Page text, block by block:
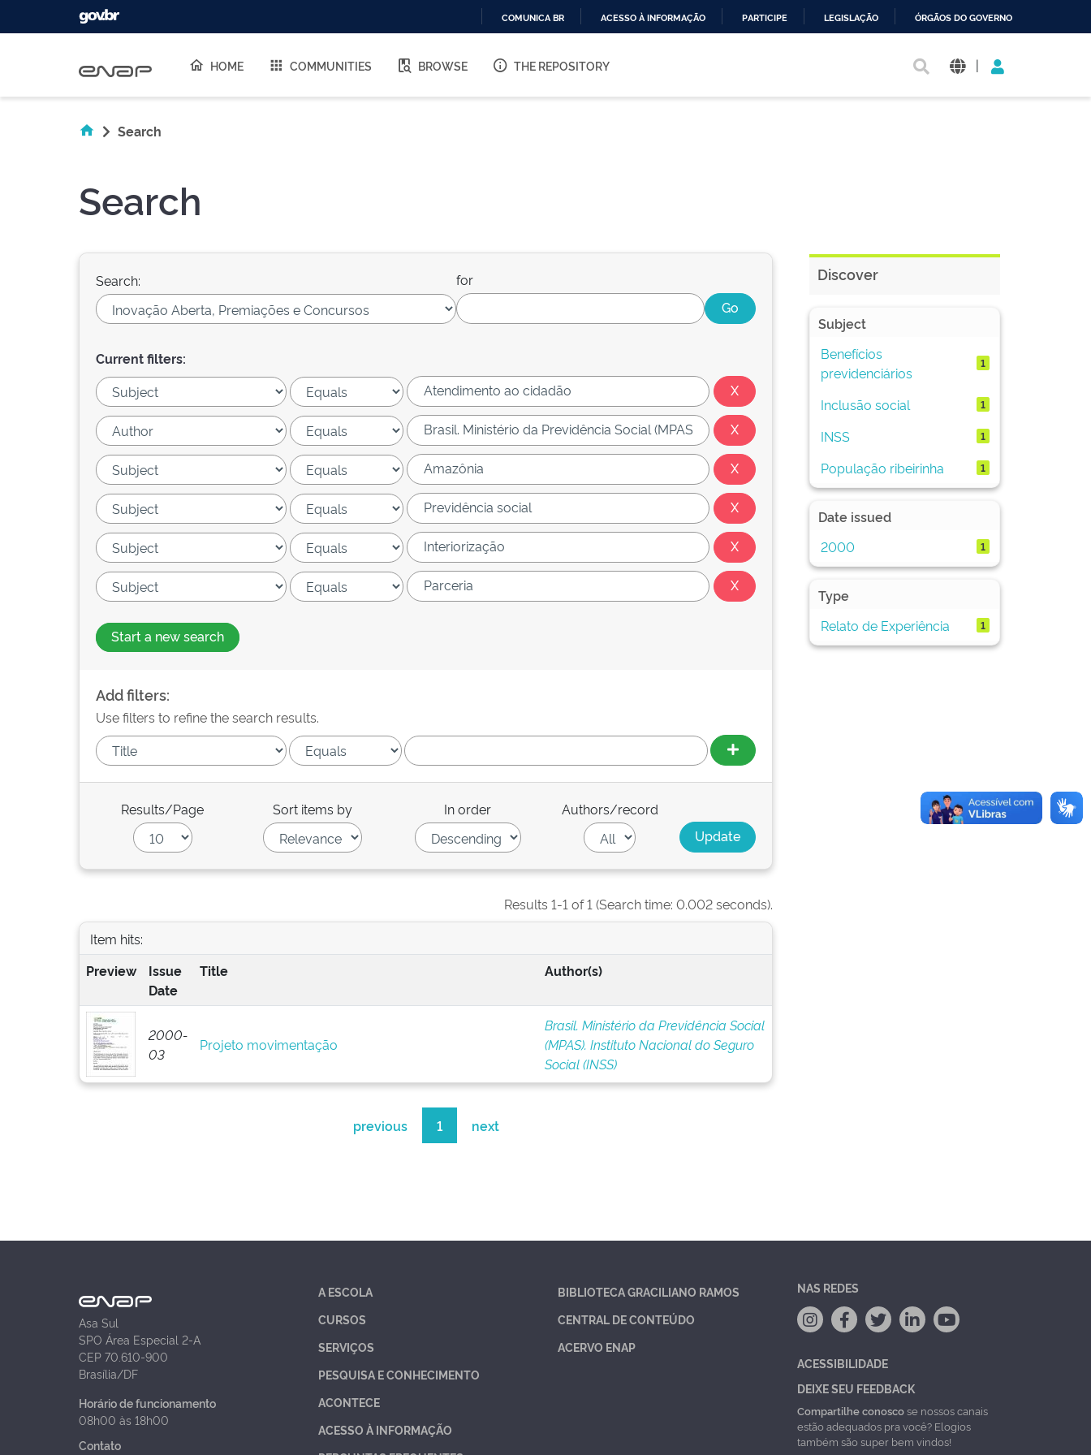
O
COMUNICA BR ACESSO À INFORMAÇÃO PARTICIPE LEGISLAÇÃO ÓRGÃOS DO GOVERNO
HOME COMMUNITIES BROWSE THE REPOSITORY |
Search
Search
Search: for
Current filters:
Start a new search
Add filters:
Use filters to refine the search results.
Results/Page Sort items by In order Authors/record
Results 1-1 of 1 (Search time: 0.002 seconds).
Item hits:
Preview
Issue
Date
Title Author(s)
2000-
03
Projeto movimentação
Brasil. Ministério da Previdência Social
(MPAS). Instituto Nacional do Seguro
Social (INSS)
previous 1 next
Discover
Subject
Benefícios
previdenciários
1
Inclusão social 1
INSS 1
População ribeirinha 1
Date issued
2000
1
Type
Relato de Experiência
1
Asa Sul
SPO Área Especial 2-A
CEP 70.610-900
Brasília/DF
Horário de funcionamento
08h00 às 18h00
Contato
A ESCOLA
CURSOS
SERVIÇOS
PESQUISA E CONHECIMENTO
ACONTECE
ACESSO À INFORMAÇÃO
BIBLIOTECA GRACILIANO RAMOS
CENTRAL DE CONTEÚDO
ACERVO ENAP
NAS REDES
ACESSIBILIDADE
DEIXE SEU FEEDBACK
Compartilhe conoscose nossos canais
estão adequados pra você? Elogios
também são super bem vindos!